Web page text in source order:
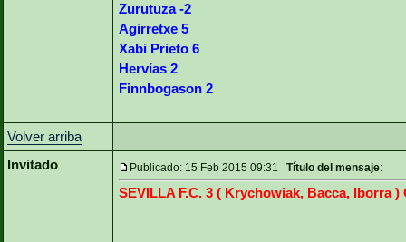
Zurutuza -2
Agirretxe 5
Xabi Prieto 6
Hervías 2
Finnbogason 2
Volver arriba
Invitado
Publicado: 15 Feb 2015 09:31 Título del mensaje:
SEVILLA F.C. 3 ( Krychowiak, Bacca, Iborra )